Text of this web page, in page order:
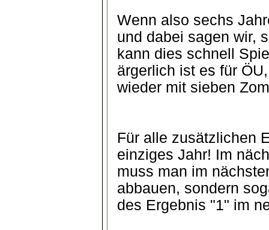
Wenn also sechs
und dabei sagen wir,
kann dies schnell
ärgerlich ist es für
wieder mit sieben
Für alle zusätzlichen
einziges Jahr! Im
muss man im
abbauen, sondern
des Ergebnis "1" im